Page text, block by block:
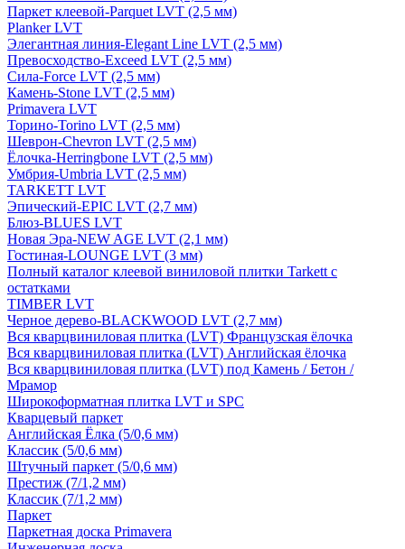
Паркет клеевой-Parquet LVT (2,5 мм)
Planker LVT
Элегантная линия-Elegant Line LVT (2,5 мм)
Превосходство-Exceed LVT (2,5 мм)
Сила-Force LVT (2,5 мм)
Камень-Stone LVT (2,5 мм)
Primavera LVT
Торино-Torino LVT (2,5 мм)
Шеврон-Chevron LVT (2,5 мм)
Ёлочка-Herringbone LVT (2,5 мм)
Умбрия-Umbria LVT (2,5 мм)
TARKETT LVT
Эпический-EPIC LVT (2,7 мм)
Блюз-BLUES LVT
Новая Эра-NEW AGE LVT (2,1 мм)
Гостиная-LOUNGE LVT (3 мм)
Полный каталог клеевой виниловой плитки Tarkett с
остатками
TIMBER LVT
Черное дерево-BLACKWOOD LVT (2,7 мм)
Вся кварцвиниловая плитка (LVT) Французская ёлочка
Вся кварцвиниловая плитка (LVT) Английская ёлочка
Вся кварцвиниловая плитка (LVT) под Камень / Бетон /
Мрамор
Широкоформатная плитка LVT и SPC
Кварцевый паркет
Английская Ёлка (5/0,6 мм)
Классик (5/0,6 мм)
Штучный паркет (5/0,6 мм)
Престиж (7/1,2 мм)
Классик (7/1,2 мм)
Паркет
Паркетная доска Primavera